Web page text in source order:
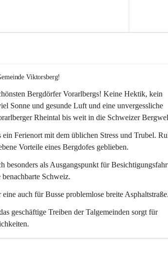
Viktorsberg!
Bergdörfer Vorarlbergs! Keine Hektik, kein
Sonne und gesunde Luft und eine unvergessliche
Rheintal bis weit in die Schweizer
ein Ferienort mit dem üblichen Stress und Trubel.
Vorteile eines Bergdofes geblieben.
besonders als Ausgangspunkt für
Schweiz.
auch für Busse problemlose breite
geschäftige Treiben der Talgemeinden sorgt für